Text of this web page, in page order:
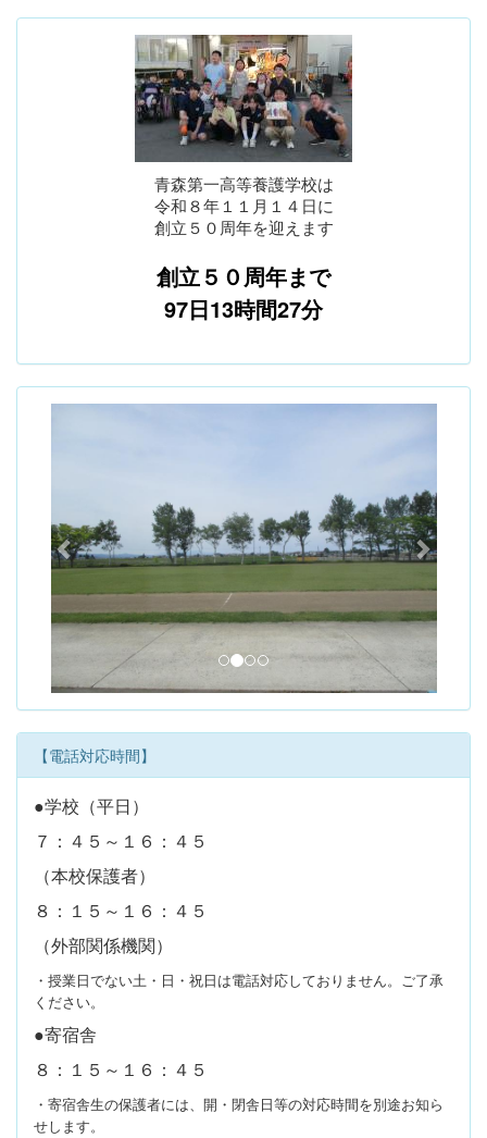
青森第一高等養護学校は
令和８年１１月１４日に
創立５０周年を迎えます
創立５０周年まで
97日13時間27分
i
o
u
s
t
【電話対応時間】
●学校（平日）
７：４５～１６：４５
（本校保護者）
８：１５～１６：４５
（外部関係機関）
・授業日でない土・日・祝日は電話対応しておりません。ご了承
ください。
●寄宿舎
８：１５～１６：４５
・寄宿舎生の保護者には、開・閉舎日等の対応時間を別途お知ら
せします。